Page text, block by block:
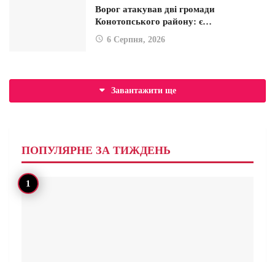
Ворог атакував дві громади
Конотопського району: є…
6 Серпня, 2026
Завантажити ще
ПОПУЛЯРНЕ ЗА ТИЖДЕНЬ